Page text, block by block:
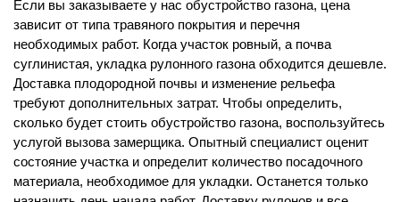
Если вы заказываете у нас обустройство газона, цена
зависит от типа травяного покрытия и перечня
необходимых работ. Когда участок ровный, а почва
суглинистая, укладка рулонного газона обходится дешевле.
Доставка плодородной почвы и изменение рельефа
требуют дополнительных затрат. Чтобы определить,
сколько будет стоить обустройство газона, воспользуйтесь
услугой вызова замерщика. Опытный специалист оценит
состояние участка и определит количество посадочного
материала, необходимое для укладки. Останется только